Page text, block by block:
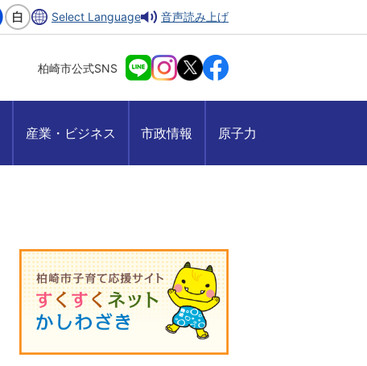
Select Language 音声読み上げ
柏崎市公式SNS
産業・ビジネス 市政情報 原子力